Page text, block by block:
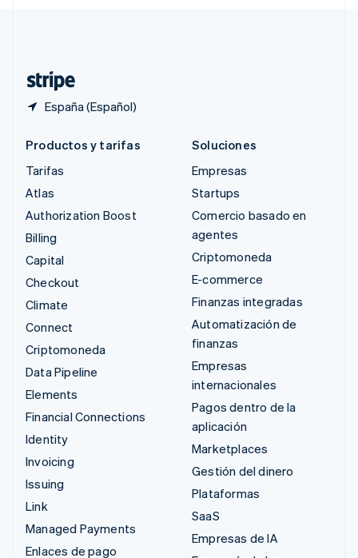
España (Español)
Productos y tarifas
Tarifas
Atlas
Authorization Boost
Billing
Capital
Checkout
Climate
Connect
Criptomoneda
Data Pipeline
Elements
Financial Connections
Identity
Invoicing
Issuing
Link
Managed Payments
Enlaces de pago
Soluciones
Empresas
Startups
Comercio basado en
agentes
Criptomoneda
E-commerce
Finanzas integradas
Automatización de
finanzas
Empresas
internacionales
Pagos dentro de la
aplicación
Marketplaces
Gestión del dinero
Plataformas
SaaS
Empresas de IA